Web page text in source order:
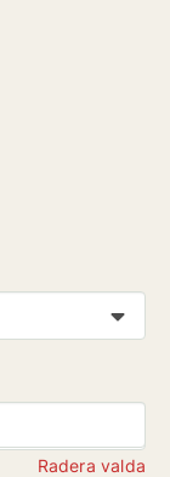
Radera valda